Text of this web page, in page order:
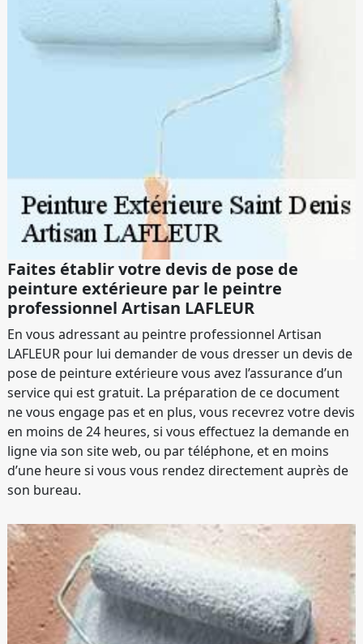
Faites établir votre devis de pose de
peinture extérieure par le peintre
professionnel Artisan LAFLEUR
En vous adressant au peintre professionnel Artisan
LAFLEUR pour lui demander de vous dresser un devis de
pose de peinture extérieure vous avez l’assurance d’un
service qui est gratuit. La préparation de ce document
ne vous engage pas et en plus, vous recevrez votre devis
en moins de 24 heures, si vous effectuez la demande en
ligne via son site web, ou par téléphone, et en moins
d’une heure si vous vous rendez directement auprès de
son bureau.